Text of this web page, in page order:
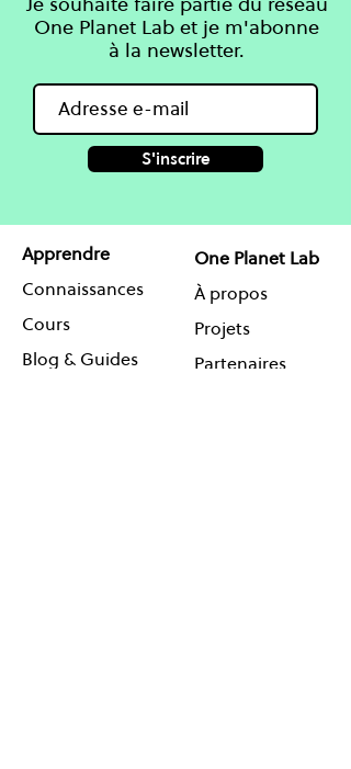
One Planet Lab et je m'abonne
à la newsletter.
S'inscrire
Apprendre
Connaissances
Cours
Blog & Guides
One Planet Lab
À propos
Projets
Partenaires